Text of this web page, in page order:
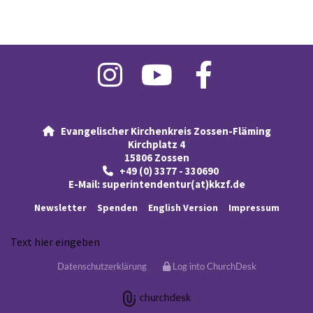
Evangelischer Kirchenkreis Zossen-Fläming
Kirchplatz 4
15806 Zossen

+49 (0) 3377 - 330690
E-Mail:superintendentur(at)kkzf.de
Newsletter Spenden English Version Impressum
Text hier eingeben
Datenschutzerklärung Log into ChurchDesk